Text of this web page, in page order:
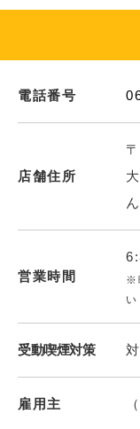
電話番号
店舗住所
営業時間
※
い
受動喫煙対策
雇用主